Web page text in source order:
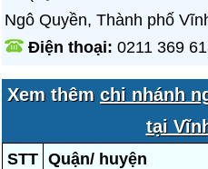
Ngô Quyền, Thành phố
Điện thoại:0211 369
Xem thêm chi nhánh
tại
STT Quận/ huyện